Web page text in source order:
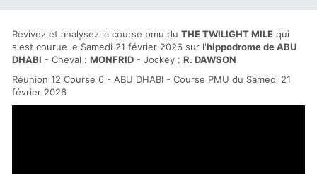
Revivez et analysez la course pmu du THE TWILIGHT MILE qui
s'est courue le Samedi 21 février 2026 sur l'hippodrome de ABU
DHABI - Cheval : MONFRID - Jockey : R. DAWSON
Réunion 12 Course 6 - ABU DHABI - Course PMU du Samedi 21
février 2026